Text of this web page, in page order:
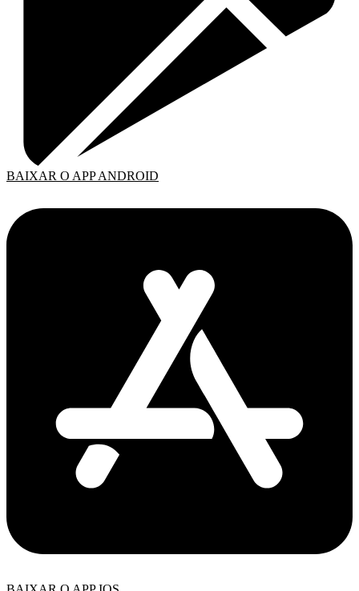
BAIXAR O APP ANDROID